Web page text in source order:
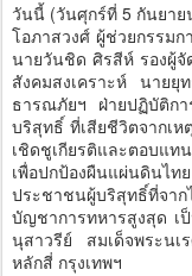
วันนี้ (วันศุกร์ที่ 5 กันยาย
โอภาสวงศ์ ผู้ช่วยกรรม
นายวันชิด ศิรสีห์ รองผู้จั
สังคมสงเคราะห์ นาย
ธารณภัยฯ ฝ่ายปฏิบัติก
บริสุทธิ์ ที่เสียชีวิตจากเ
เชิดชูเกียรติและตอบแท
เพื่อปกป้องผืนแผ่นดิน
ประชาชนผู้บริสุทธิ์ที่
บัญชาการทหารสูงสุด เ
นุสาวรีย์ สมเด็จพระนเ
หลักสี่ กรุงเทพฯ